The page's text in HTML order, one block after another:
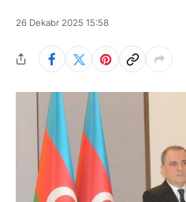
26 Dekabr 2025 15:58